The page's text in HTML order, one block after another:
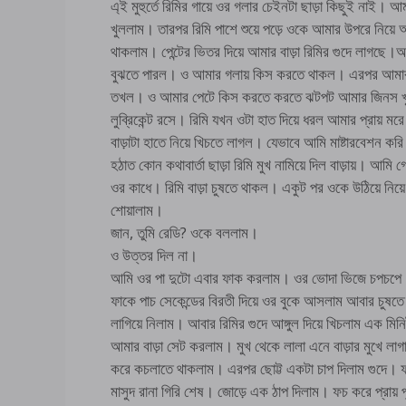
এ্‌ই মুহুর্তে রিমির গায়ে ওর গলার চেইনটা ছাড়া কিছুই
খুললাম। তারপর রিমি পাশে শুয়ে পড়ে ওকে আমার উপরে
থাকলাম। পেন্টের ভিতর দিয়ে আমার বাড়া রিমির গুদে
বুঝতে পারল। ও আমার গলায় কিস করতে থাকল। এরপর
তখল। ও আমার পেটে কিস করতে করতে ঝটপট আমার জিনস
লুব্রিকেন্ট রসে। রিমি যখন ওটা হাত দিয়ে ধরল আমার প্রায়
বাড়াটা হাতে নিয়ে খিচতে লাগল। যেভাবে আমি মাষ্টারবেশন
হঠাত কোন কথাবার্তা ছাড়া রিমি মুখ নামিয়ে দিল বাড়ায়। আমি
ওর কাধে। রিমি বাড়া চুষতে থাকল। একুট পর ওকে উঠিয়ে
শোয়ালাম।
জান, তুমি রেডি? ওকে বললাম।
ও উত্তর দিল না।
আমি ওর পা দুটো এবার ফাক করলাম। ওর ভোদা ভিজে
ফাকে পাচ সেকেন্ডের বিরতী দিয়ে ওর বুকে আসলাম আবার
লাগিয়ে নিলাম। আবার রিমির গুদে আঙ্গুল দিয়ে খিচলাম এক
আমার বাড়া সেট করলাম। মুখ থেকে লালা এনে বাড়ার মুখে
করে কচলাতে থাকলাম। এরপর ছোট্ট একটা চাপ দিলাম
মাসুদ রানা গিরি শেষ। জোড়ে এক ঠাপ দিলাম। ফচ করে